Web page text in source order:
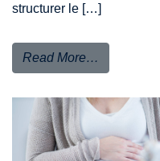
structurer le […]
Read More…